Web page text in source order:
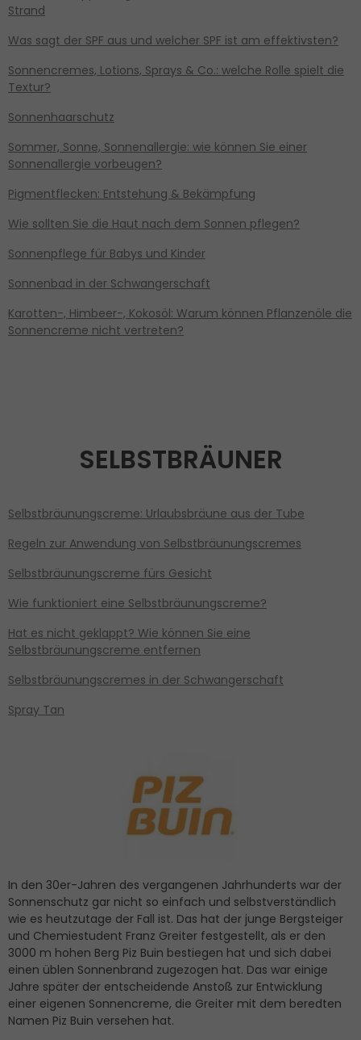
Strand
Was sagt der SPF aus und welcher SPF ist am effektivsten?
Sonnencremes, Lotions, Sprays & Co.: welche Rolle spielt die
Textur?
Sonnenhaarschutz
Sommer, Sonne, Sonnenallergie: wie können Sie einer
Sonnenallergie vorbeugen?
Pigmentflecken: Entstehung & Bekämpfung
Wie sollten Sie die Haut nach dem Sonnen pflegen?
Sonnenpflege für Babys und Kinder
Sonnenbad in der Schwangerschaft
Karotten-, Himbeer-, Kokosöl: Warum können Pflanzenöle die
Sonnencreme nicht vertreten?
SELBSTBRÄUNER
Selbstbräunungscreme: Urlaubsbräune aus der Tube
Regeln zur Anwendung von Selbstbräunungscremes
Selbstbräunungscreme fürs Gesicht
Wie funktioniert eine Selbstbräunungscreme?
Hat es nicht geklappt? Wie können Sie eine
Selbstbräunungscreme entfernen
Selbstbräunungscremes in der Schwangerschaft
Spray Tan
In den 30er-Jahren des vergangenen Jahrhunderts war der
Sonnenschutz gar nicht so einfach und selbstverständlich
wie es heutzutage der Fall ist. Das hat der junge Bergsteiger
und Chemiestudent Franz Greiter festgestellt, als er den
3000 m hohen Berg Piz Buin bestiegen hat und sich dabei
einen üblen Sonnenbrand zugezogen hat. Das war einige
Jahre später der entscheidende Anstoß zur Entwicklung
einer eigenen Sonnencreme, die Greiter mit dem beredten
Namen Piz Buin versehen hat.